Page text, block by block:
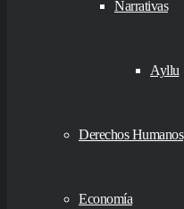
Narrativas
Ayllu
Derechos Humanos
Economía